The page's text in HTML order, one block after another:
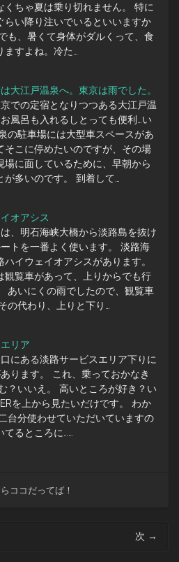
くちゃ夏は乗り切れません。 特に
らい降り注いでいるといいますか
も、暑くて身体がダルくって、食
ますよね。冷た…
大江戸温泉へ。東京は雨でした。
での定宿となりつつある大江戸温
風呂も入れるしとっても便利…い
の駐車場には大型車スペースがあ
そこに停めたいのですが、その場
場に面しているために、早朝から
多いのです。 到着して…
オアシス
、明石海峡大橋から淡路島を抜け
トを一番よく使います。 淡路海
イウェイオアシスがあります。
観覧車があって、上りからでも行
あいにくの雨でしたので、観覧車
の代わり、上りと下り…
リア
にある淡路サービスエリア下りに
ります。 これ、乗っておかなき
？いいえ。 高いところが好き？い
を上から見たいだけです。 わか
台分使わせていただいていますの
てるところに……
ココだってば！
次 →